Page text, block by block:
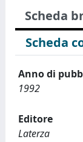
Scheda
Scheda
Anno di
1992
Editore
Laterza